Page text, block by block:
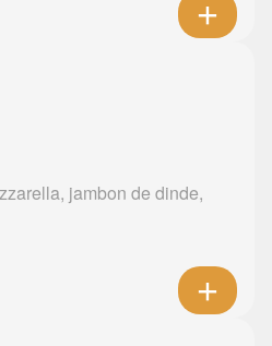
jambon de dinde,